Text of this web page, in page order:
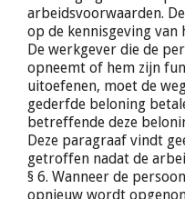
arbeidsvoorwaarden.
op de kennisgeving van
De werkgever die de
opneemt of hem zijn
uitoefenen, moet de
gederfde beloning
betreffende deze
Deze paragraaf vindt
getroffen nadat de
§ 6. Wanneer de
opnieuw wordt